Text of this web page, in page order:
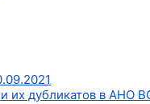
их дубликатов в АНО